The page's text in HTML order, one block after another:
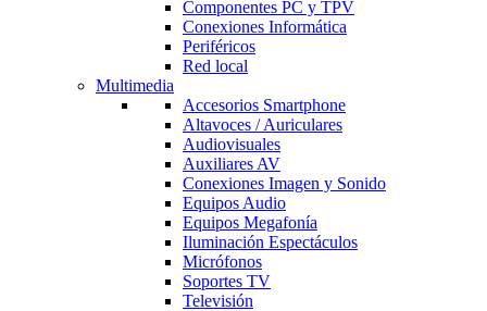
Componentes PC y TPV
Conexiones Informática
Periféricos
Red local
Multimedia
Accesorios Smartphone
Altavoces / Auriculares
Audiovisuales
Auxiliares AV
Conexiones Imagen y Sonido
Equipos Audio
Equipos Megafonía
Iluminación Espectáculos
Micrófonos
Soportes TV
Televisión